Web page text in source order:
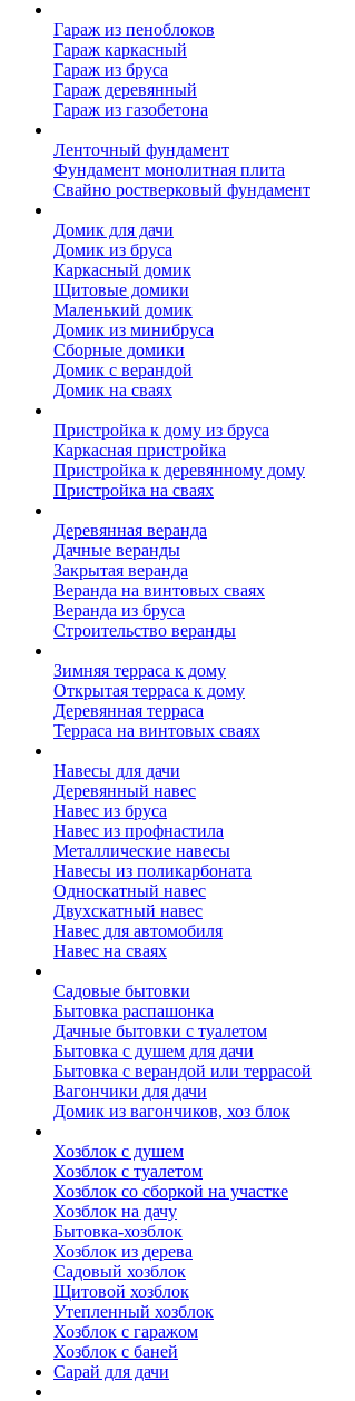
Гараж из пеноблоков
Гараж каркасный
Гараж из бруса
Гараж деревянный
Гараж из газобетона
Ленточный фундамент
Фундамент монолитная плита
Свайно ростверковый фундамент
Домик для дачи
Домик из бруса
Каркасный домик
Щитовые домики
Маленький домик
Домик из минибруса
Сборные домики
Домик с верандой
Домик на сваях
Пристройка к дому из бруса
Каркасная пристройка
Пристройка к деревянному дому
Пристройка на сваях
Деревянная веранда
Дачные веранды
Закрытая веранда
Веранда на винтовых сваях
Веранда из бруса
Строительство веранды
Зимняя терраса к дому
Открытая терраса к дому
Деревянная терраса
Терраса на винтовых сваях
Навесы для дачи
Деревянный навес
Навес из бруса
Навес из профнастила
Металлические навесы
Навесы из поликарбоната
Односкатный навес
Двухскатный навес
Навес для автомобиля
Навес на сваях
Садовые бытовки
Бытовка распашонка
Дачные бытовки с туалетом
Бытовка с душем для дачи
Бытовка с верандой или террасой
Вагончики для дачи
Домик из вагончиков, хоз блок
Хозблок с душем
Хозблок с туалетом
Хозблок со сборкой на участке
Хозблок на дачу
Бытовка-хозблок
Хозблок из дерева
Садовый хозблок
Щитовой хозблок
Утепленный хозблок
Хозблок с гаражом
Хозблок с баней
Сарай для дачи